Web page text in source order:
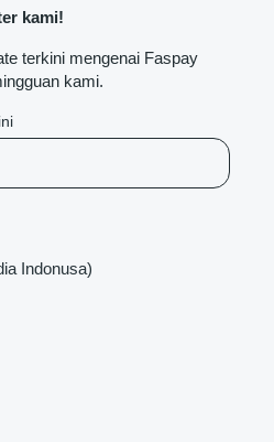
kami!
terkini mengenai Faspay
kami.
Indonusa)